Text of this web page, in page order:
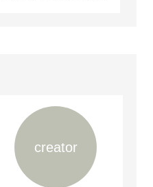
creator